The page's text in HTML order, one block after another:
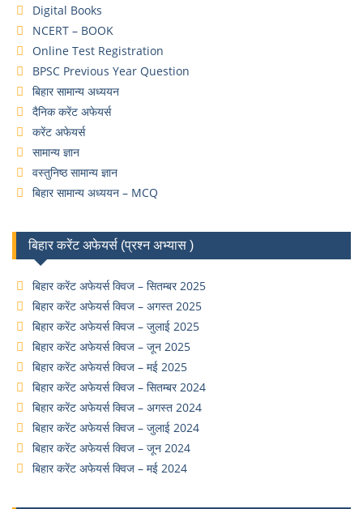
Digital Books
NCERT – BOOK
Online Test Registration
BPSC Previous Year Question
बिहार सामान्य अध्ययन
दैनिक करेंट अफेयर्स
करेंट अफेयर्स
सामान्य ज्ञान
वस्तुनिष्ठ सामान्य ज्ञान
बिहार सामान्य अध्ययन – MCQ
बिहार करेंट अफेयर्स (प्रश्न अभ्यास )
बिहार करेंट अफेयर्स क्विज – सितम्बर 2025
बिहार करेंट अफेयर्स क्विज – अगस्त 2025
बिहार करेंट अफेयर्स क्विज – जुलाई 2025
बिहार करेंट अफेयर्स क्विज – जून 2025
बिहार करेंट अफेयर्स क्विज – मई 2025
बिहार करेंट अफेयर्स क्विज – सितम्बर 2024
बिहार करेंट अफेयर्स क्विज – अगस्त 2024
बिहार करेंट अफेयर्स क्विज – जुलाई 2024
बिहार करेंट अफेयर्स क्विज – जून 2024
बिहार करेंट अफेयर्स क्विज – मई 2024